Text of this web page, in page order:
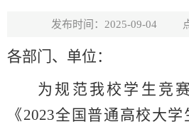
发布时间：2025-09-04
各部门、单位：
为规范我校学生竞
《2023全国普通高校大